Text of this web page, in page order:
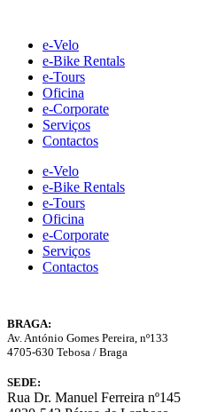
contente-Velo
e-Bike Rentals
e-Tours
Oficina
e-Corporate
Serviços
Contactos
e-Velo
e-Bike Rentals
e-Tours
Oficina
e-Corporate
Serviços
Contactos
BRAGA:
Av. António Gomes Pereira, nº133
4705-630 Tebosa / Braga
SEDE:
Rua Dr. Manuel Ferreira nº145